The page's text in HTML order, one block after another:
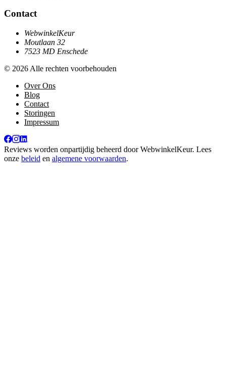
Contact
WebwinkelKeur
Moutlaan 32
7523 MD Enschede
© 2026 Alle rechten voorbehouden
Over Ons
Blog
Contact
Storingen
Impressum
Reviews worden onpartijdig beheerd doorWebwinkelKeur. Lees
onze beleid en algemene voorwaarden.